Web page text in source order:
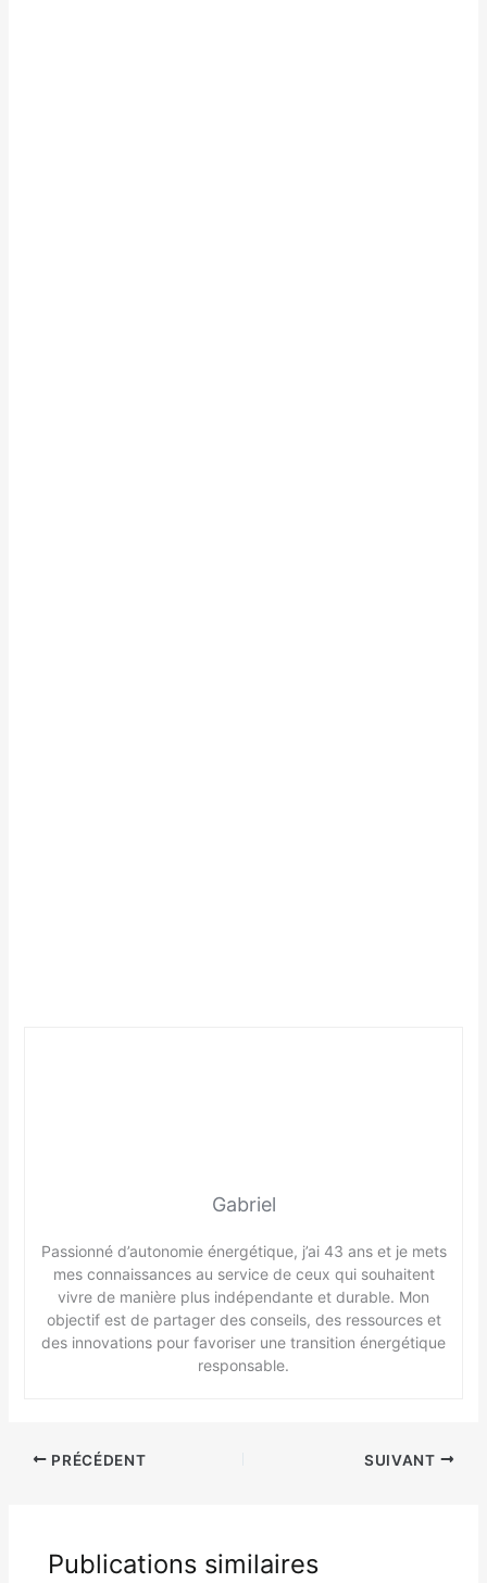
Gabriel
Passionné d’autonomie énergétique, j’ai 43 ans et je mets
mes connaissances au service de ceux qui souhaitent
vivre de manière plus indépendante et durable. Mon
objectif est de partager des conseils, des ressources et
des innovations pour favoriser une transition énergétique
responsable.
PRÉCÉDENT SUIVANT
Publications similaires